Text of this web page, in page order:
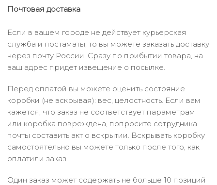
Почтовая доставка
Если в вашем городе не действует курьерская
служба и постаматы, то вы можете заказать доставку
через почту России. Сразу по прибытии товара, на
ваш адрес придет извещение о посылке.
Перед оплатой вы можете оценить состояние
коробки (не вскрывая): вес, целостность. Если вам
кажется, что заказ не соответствует параметрам
или коробка повреждена, попросите сотрудника
почты составить акт о вскрытии. Вскрывать коробку
самостоятельно вы можете только после того, как
оплатили заказ.
Один заказ может содержать не больше 10 позиций